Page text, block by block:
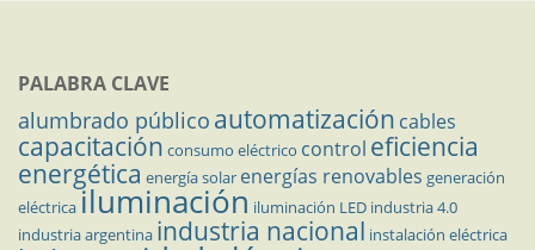
PALABRA CLAVE
alumbrado público automatización cables
capacitación consumo eléctrico control eficiencia
energética energía solar energías renovables generación
eléctricailuminación iluminación LED industria 4.0
industria argentina industria nacional instalación eléctrica